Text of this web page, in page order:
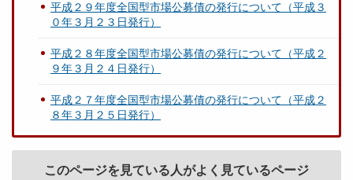
平成２９年度全国型市場公募債の発行について（平成３
０年３月２３日発行）
平成２８年度全国型市場公募債の発行について（平成２
９年３月２４日発行）
平成２７年度全国型市場公募債の発行について（平成２
８年３月２５日発行）
このページを見ている人がよく見ているページ